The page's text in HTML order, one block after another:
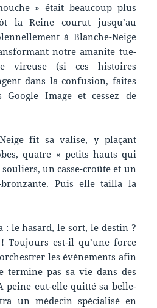
» était beaucoup plus
la Reine courut jusqu’au
à Blanche-Neige
notre amanite tue-
vireuse (si ces histoires
dans la confusion, faites
Google Image et cessez de
fit sa valise, y plaçant
quatre « petits hauts qui
un casse-croûte et un
Puis elle tailla la
: le hasard, le sort, le destin ?
Toujours est-il qu’une force
les événements afin
termine pas sa vie dans des
peine eut-elle quitté sa belle-
un médecin spécialisé en